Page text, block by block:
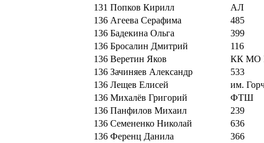
131 Попков Кирилл
АЛ
136 Агеева Серафима
485
136 Бадекина Ольга
399
136 Бросалин Дмитрий
116
136 Веретин Яков
КК МО
136 Зачиняев Александр
533
136 Лещев Елисей
им.
136 Михалёв Григорий
ФТШ
136 Панфилов Михаил
239
136 Семененко Николай
636
136 Ференц Данила
366